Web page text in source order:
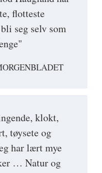
flotteste
seg selv som
klokt,
tøysete og
har lært mye
… Natur og